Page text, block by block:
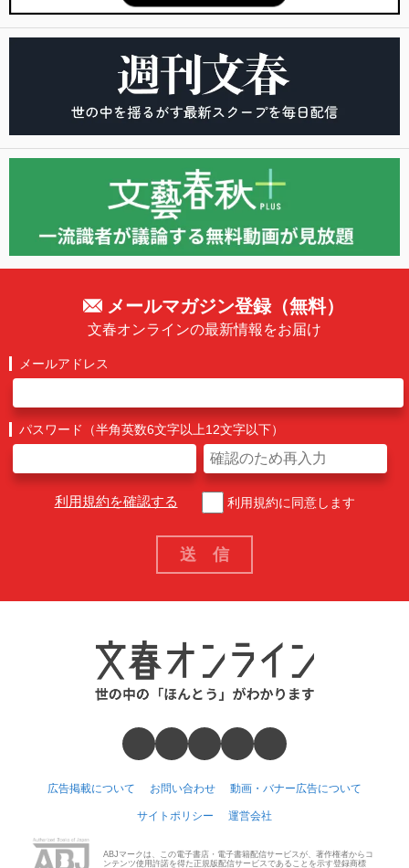
メールマガジン登録（無料）
文春オンラインの最新情報をお届け
メールアドレス
パスワード（半角英数6文字以上12文字以下）
利用規約を確認する 利用規約に同意します
広告掲載について お問い合わせ 動画・バナー広告について
サイトポリシー 運営会社
ABJマークは、この電子書店・電子書籍配信サービスが、著作権者からコ
ンテンツ使用許諾を得た正規版配信サービスであることを示す登録商標